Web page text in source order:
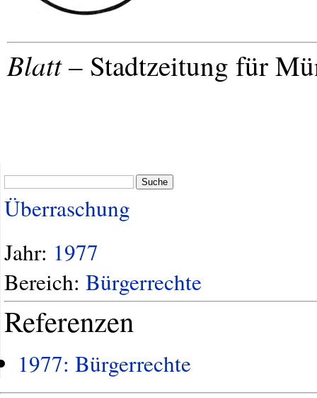
Blatt– Stadtzeitung für
Suche
Überraschung
Jahr: 1977
Bereich: Bürgerrechte
Referenzen
1977: Bürgerrechte